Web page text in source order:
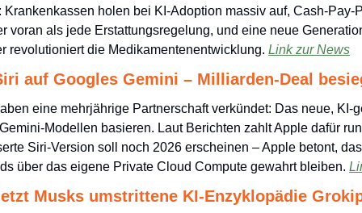
Krankenkassen holen bei KI-Adoption massiv auf, Cash-Pay-
voran als jede Erstattungsregelung, und eine neue
revolutioniert die Medikamentenentwicklung. Link zur News
auf Googles Gemini – Milliarden-Deal
eine mehrjährige Partnerschaft verkündet: Das neue, KI-
Modellen basieren. Laut Berichten zahlt Apple dafür
Siri-Version soll noch 2026 erscheinen – Apple betont,
über das eigene Private Cloud Compute gewahrt bleiben.
Musks umstrittene KI-Enzyklopädie